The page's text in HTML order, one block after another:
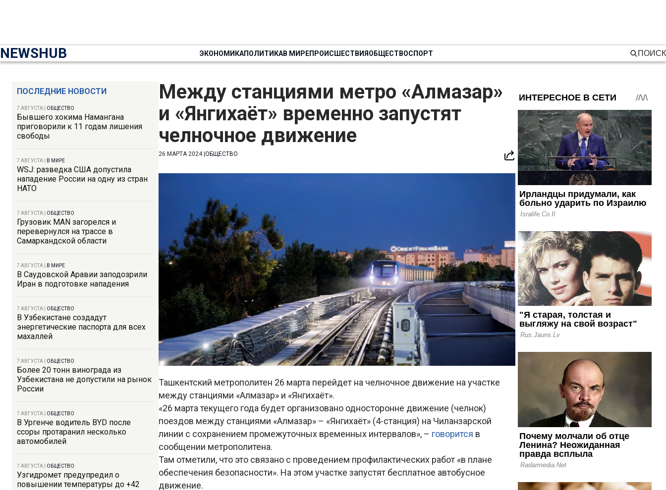
NEWSHUB ЭКОНОМИКАПОЛИТИКАВ МИРЕПРОИСШЕСТВИЯОБЩЕСТВОСПОРТ ПОИСК
ПОСЛЕДНИЕ НОВОСТИ
7 АВГУСТА ОБЩЕСТВО
Бывшего хокима Намангана
приговорили к 11 годам лишения
свободы
7 АВГУСТА В МИРЕ
WSJ: разведка США допустила
нападение России на одну из стран
НАТО
7 АВГУСТА ОБЩЕСТВО
Грузовик MAN загорелся и
перевернулся на трассе в
Самаркандской области
7 АВГУСТА В МИРЕ
В Саудовской Аравии заподозрили
Иран в подготовке нападения
7 АВГУСТА ОБЩЕСТВО
В Узбекистане создадут
энергетические паспорта для всех
махаллей
7 АВГУСТА ОБЩЕСТВО
Более 20 тонн винограда из
Узбекистана не допустили на рынок
России
7 АВГУСТА ОБЩЕСТВО
В Ургенче водитель BYD после
ссоры протаранил несколько
автомобилей
7 АВГУСТА ОБЩЕСТВО
Узгидромет предупредил о
повышении температуры до +42
Между станциями метро «Алмазар»
и «Янгихаёт» временно запустят
челночное движение
26 МАРТА 2024| ОБЩЕСТВО
Ташкентский метрополитен 26 марта перейдет на челночное движение на участке
между станциями «Алмазар» и «Янгихаёт».
«26 марта текущего года будет организовано односторонне движение (челнок)
поездов между станциями «Алмазар» – «Янгихаёт» (4-станция) на Чиланзарской
линии с сохранением промежуточных временных интервалов», – говорится в
сообщении метрополитена.
Там отметили, что это связано с проведением профилактических работ «в плане
обеспечения безопасности». На этом участке запустят бесплатное автобусное
движение.